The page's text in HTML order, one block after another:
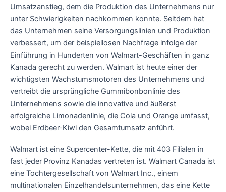
Umsatzanstieg, dem die Produktion des Unternehmens nur
unter Schwierigkeiten nachkommen konnte. Seitdem hat
das Unternehmen seine Versorgungslinien und Produktion
verbessert, um der beispiellosen Nachfrage infolge der
Einführung in Hunderten von Walmart-Geschäften in ganz
Kanada gerecht zu werden. Walmart ist heute einer der
wichtigsten Wachstumsmotoren des Unternehmens und
vertreibt die ursprüngliche Gummibonbonlinie des
Unternehmens sowie die innovative und äußerst
erfolgreiche Limonadenlinie, die Cola und Orange umfasst,
wobei Erdbeer-Kiwi den Gesamtumsatz anführt.
Walmart ist eine Supercenter-Kette, die mit 403 Filialen in
fast jeder Provinz Kanadas vertreten ist. Walmart Canada ist
eine Tochtergesellschaft von Walmart Inc., einem
multinationalen Einzelhandelsunternehmen, das eine Kette